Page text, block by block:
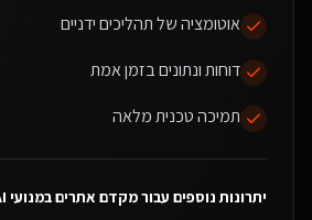
אוטומציה של תהליכים ידניים
דוחות ונתונים בזמן אמת
תמיכה טכנית מלאה
יתרונות נוספים עבורמקדם אתרים במנועי AI